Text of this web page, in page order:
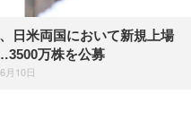
日米両国において新規上場
万株を公募
月10日